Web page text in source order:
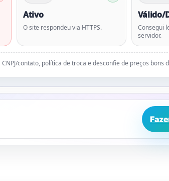
Ativo
O site respondeu via HTTPS.
Válido/
Consegui
servidor.
contato, política de troca e desconfie de preços bons